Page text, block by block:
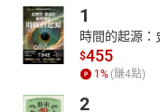
1
時間的起源：
$455
1% (賺4點)
2